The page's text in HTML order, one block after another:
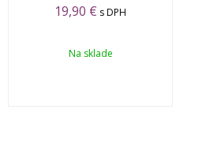
19,90 € s DPH
Na sklade